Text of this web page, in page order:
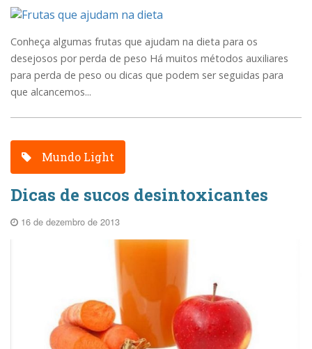
Conheça algumas frutas que ajudam na dieta para os
desejosos por perda de peso Há muitos métodos auxiliares
para perda de peso ou dicas que podem ser seguidas para
que alcancemos...
Mundo Light
Dicas de sucos desintoxicantes
16 de dezembro de 2013